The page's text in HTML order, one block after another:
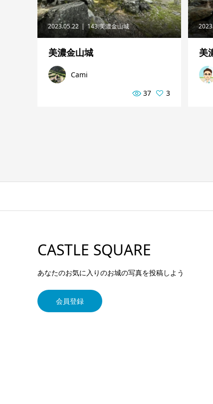
2023.05.22 143.美濃金山城
美濃金山城
Cami
37
3
美
CASTLE SQUARE
あなたのお気に入りのお城の写真を投稿しよう
会員登録